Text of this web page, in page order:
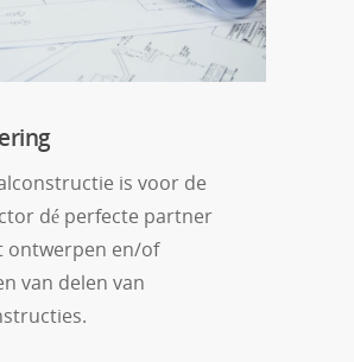
is voor de
dé perfecte partner
ontwerpen en/of
van delen van